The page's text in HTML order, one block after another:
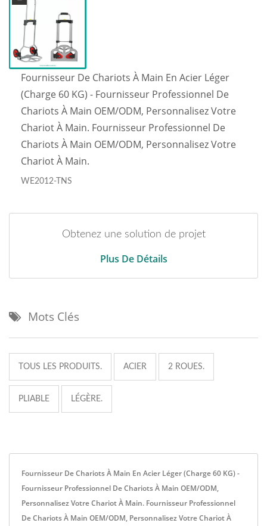
Fournisseur De Chariots À Main En Acier Léger
(charge 60 KG) - Fournisseur Professionnel De
Chariots À Main OEM/ODM, Personnalisez Votre
Chariot À Main. Fournisseur Professionnel De
Chariots À Main OEM/ODM, Personnalisez Votre
Chariot À Main.
WE2012-TNS
Obtenez une solution de projet
Plus De Détails
Mots Clés
TOUS LES PRODUITS. ACIER 2 ROUES.
PLIABLE LÉGÈRE.
Fournisseur De Chariots À Main En Acier Léger (charge 60 KG) -
Fournisseur Professionnel De Chariots À Main OEM/ODM,
Personnalisez Votre Chariot À Main. Fournisseur Professionnel
De Chariots À Main OEM/ODM, Personnalisez Votre Chariot À